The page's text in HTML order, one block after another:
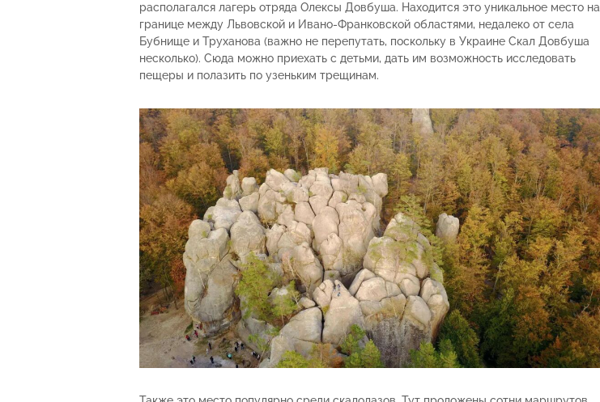
располагался лагерь отряда Олексы Довбуша. Находится это уникальное место на
границе между Львовской и Ивано-Франковской областями, недалеко от села
Бубнище и Труханова (важно не перепутать, поскольку в Украине Скал Довбуша
несколько). Сюда можно приехать с детьми, дать им возможность исследовать
пещеры и полазить по узеньким трещинам.